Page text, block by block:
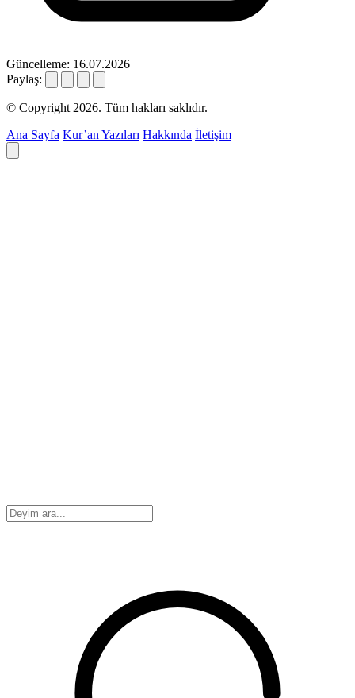
Güncelleme: 16.07.2026
Paylaş:
© Copyright 2026. Tüm hakları saklıdır.
Ana Sayfa Kur’an Yazıları Hakkında İletişim